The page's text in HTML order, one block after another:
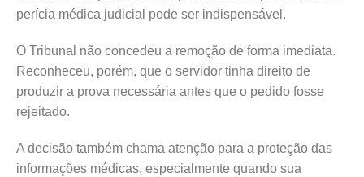
perícia médica judicial pode ser indispensável.
O Tribunal não concedeu a remoção de forma imediata.
Reconheceu, porém, que o servidor tinha direito de
produzir a prova necessária antes que o pedido fosse
rejeitado.
A decisão também chama atenção para a proteção das
informações médicas, especialmente quando sua